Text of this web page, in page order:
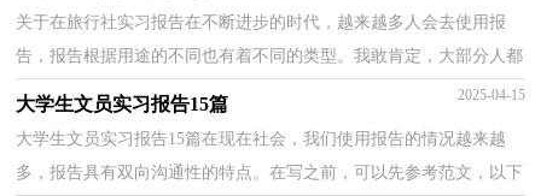
关于在旅行社实习报告在不断进步的时代，越来越多人会去使用报
告，报告根据用途的不同也有着不同的类型。我敢肯定，大部分人都
对写报告很是头疼的，以下是小编整理的关于在旅行社实...
大学生文员实习报告15篇 2025-04-15
大学生文员实习报告15篇在现在社会，我们使用报告的情况越来越
多，报告具有双向沟通性的特点。在写之前，可以先参考范文，以下